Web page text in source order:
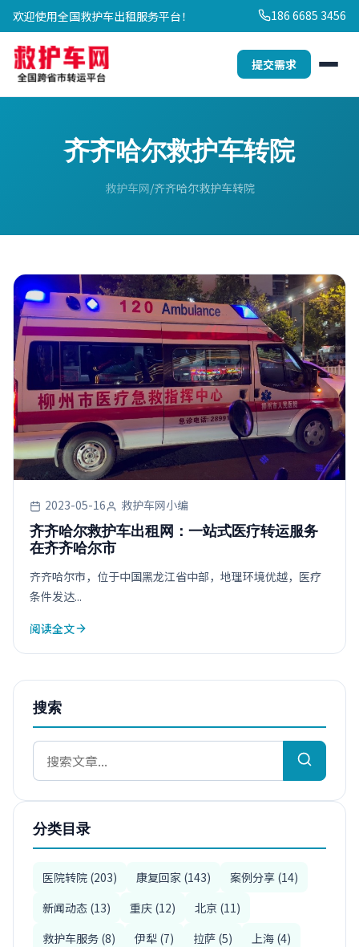
欢迎使用全国救护车出租服务平台！ 186 6685 3456
提交需求
齐齐哈尔救护车转院
救护车网 齐齐哈尔救护车转院
2023-05-16 救护车网小编
齐齐哈尔救护车出租网：一站式医疗转运服务
在齐齐哈尔市
齐齐哈尔市，位于中国黑龙江省中部，地理环境优越，医疗
条件发达...
阅读全文
搜索
分类目录
医院转院 (203) 康复回家 (143)
案例分享 (14)
新闻动态 (13)
重庆 (12)
北京 (11)
救护车服务 (8)
伊犁 (7) 拉萨 (5) 上海 (4)